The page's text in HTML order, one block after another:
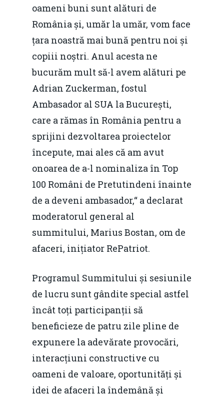
oameni buni sunt alături de
România și, umăr la umăr, vom face
țara noastră mai bună pentru noi și
copiii noștri. Anul acesta ne
bucurăm mult să-l avem alături pe
Adrian Zuckerman, fostul
Ambasador al SUA la București,
care a rămas în România pentru a
sprijini dezvoltarea proiectelor
începute, mai ales că am avut
onoarea de a-l nominaliza în Top
100 Români de Pretutindeni înainte
de a deveni ambasador,“ a declarat
moderatorul general al
summitului, Marius Bostan, om de
afaceri, inițiator RePatriot.
Programul Summitului și sesiunile
de lucru sunt gândite special astfel
încât toți participanții să
beneficieze de patru zile pline de
expunere la adevărate provocări,
interacțiuni constructive cu
oameni de valoare, oportunități și
idei de afaceri la îndemână și